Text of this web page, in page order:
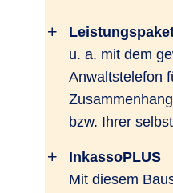
u. a. mit dem
Anwaltstelefon
bzw. Ihrer
InkassoPLUS
Mit diesem